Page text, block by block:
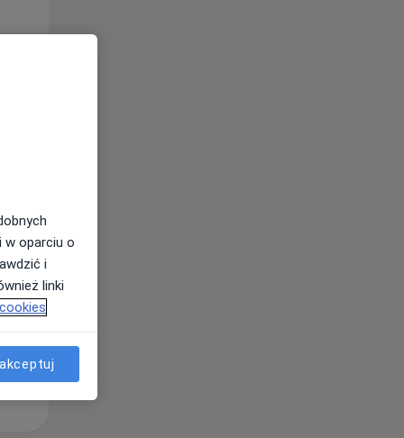
w oparciu o
i
linki